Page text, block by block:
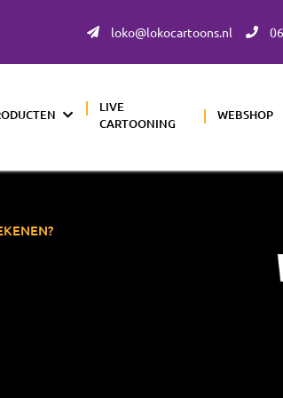
loko@lokocartoons.nl
LIVE
CARTOONING
WEBSHOP